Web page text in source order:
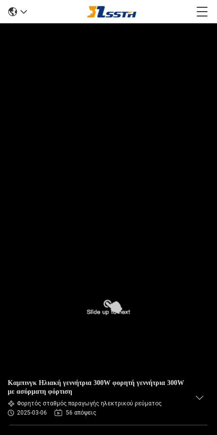
Καμπινγκ Ηλιακή γεννήτρια 300W φορητή γεννήτρια 300W
με ασύρματη φόρτιση
Φορητός σταθμός παραγωγής ηλεκτρικού ρεύματος
2025-03-06
56 απόψεις